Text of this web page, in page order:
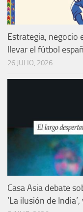
Estrategia, negocio
llevar el fútbol
26 JULIO, 2026
Casa Asia debate
‘La ilusión de